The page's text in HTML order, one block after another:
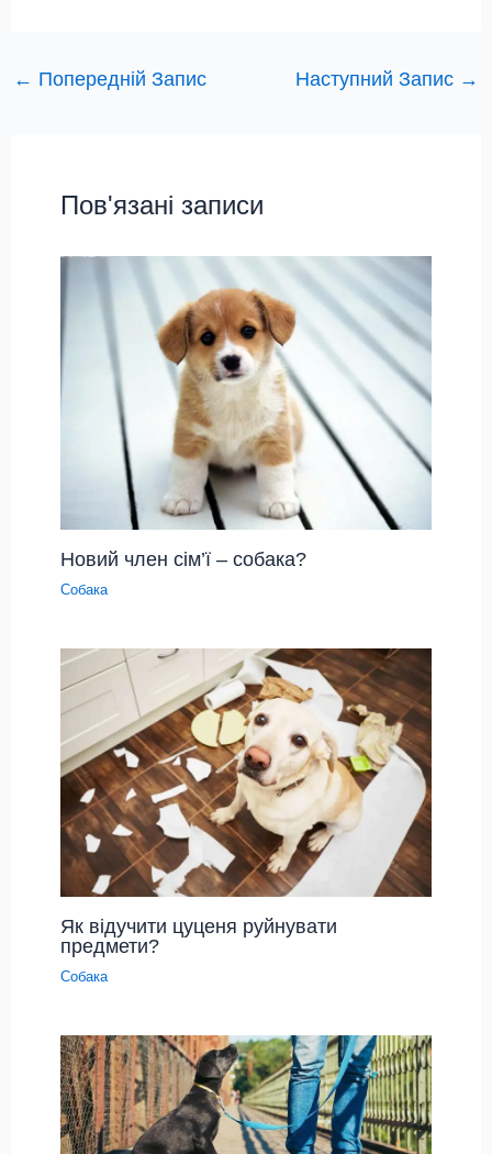
← Попередній Запис Наступний Запис →
Пов'язані записи
Новий член сім’ї – собака?
Собака
Як відучити цуценя руйнувати
предмети?
Собака